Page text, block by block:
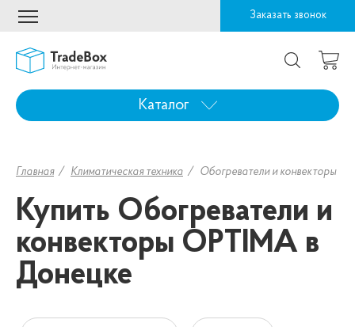
Заказать звонок
Каталог
Главная Климатическая техника Обогреватели и конвекторы
Купить Обогреватели и
конвекторы OPTIMA в
Донецке